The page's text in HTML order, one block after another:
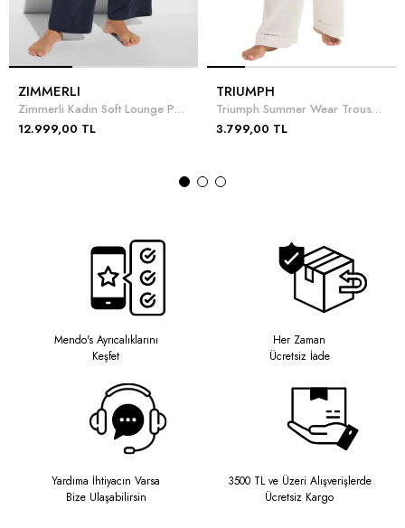
ZIMMERLI
Zimmerli Kadın Soft Lounge Pantolon Mavi
12.999,00 TL
TRIUMPH
Triumph Summer Wear Trousers 01 Kadın Pantolon Beyaz
3.799,00 TL
Mendo's Ayrıcalıklarını
Keşfet
Her Zaman
Ücretsiz İade
Yardıma İhtiyacın Varsa
Bize Ulaşabilirsin
3500 TL ve Üzeri Alışverişlerde
Ücretsiz Kargo